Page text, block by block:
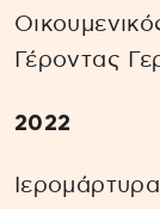
Γέροντας
2022